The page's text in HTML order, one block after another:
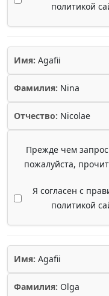
политикой
Имя: Agafii
Фамилия: Nina
Отчество: Nicolae
Прежде чем
пожалуйста,
Я согласен с
политикой
Имя: Agafii
Фамилия: Olga